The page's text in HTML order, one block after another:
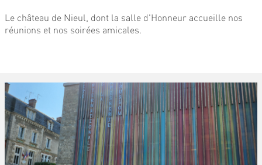
Le château de Nieul, dont la salle d'Honneur accueille nos
réunions et nos soirées amicales.